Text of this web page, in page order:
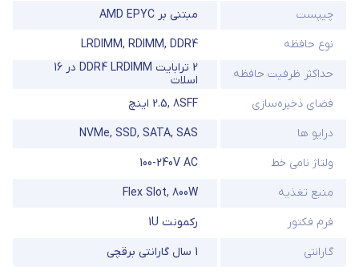
چیپست
مبتنی بر AMD EPYC
نوع حافظه
DDR4
,
RDIMM
,
LRDIMM
حداکثر ظرفیت حافظه
2 ترابایت DDR4 LRDIMM در 16
اسلات
فضای ذخیره‌سازی
8SFF
,2.5 اینچ
درایو ها
SAS
,
SATA
,
SSD
,
NVMe
ولتاژ نامی خط
100-240V AC
منبع تغذیه
800W
,
Flex Slot
فرم فکتور
رکمونت 1U
گارانتی
1 سال گارانتی برقچی